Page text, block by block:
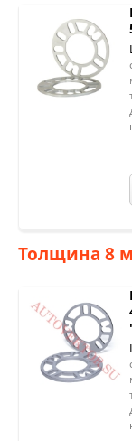
Толщина 8